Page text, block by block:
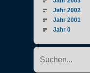
Jahr 2002
Jahr 2001
Jahr 0